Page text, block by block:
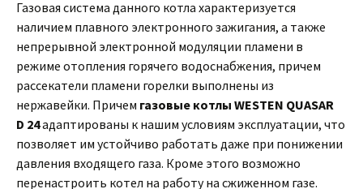
Газовая система данного котла характеризуется
наличием плавного электронного зажигания, а также
непрерывной электронной модуляции пламени в
режиме отопления горячего водоснабжения, причем
рассекатели пламени горелки выполнены из
нержавейки. Причем газовые котлы WESTEN QUASAR
D 24адаптированы к нашим условиям эксплуатации, что
позволяет им устойчиво работать даже при понижении
давления входящего газа. Кроме этого возможно
перенастроить котел на работу на сжиженном газе.